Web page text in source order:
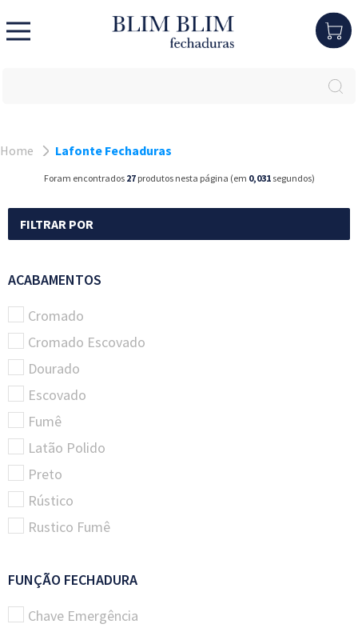
Home Lafonte Fechaduras
Foram encontrados 27produtos nesta página (em 0,031segundos)
FILTRAR POR
ACABAMENTOS
Cromado
Cromado Escovado
Dourado
Escovado
Fumê
Latão Polido
Preto
Rústico
Rustico Fumê
FUNÇÃO FECHADURA
Chave Emergência